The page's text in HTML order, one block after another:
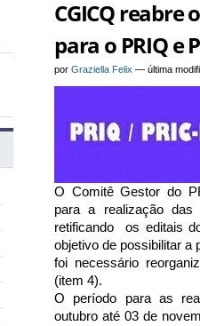
CGICQ reabre
para o PRIQ e
porGraziella Felix —última
O Comitê Gestor do
para a realização das
retificando
os editais
objetivo de possibilitar a
foi necessário
(item 4).
O período para as
outubro até 03 de